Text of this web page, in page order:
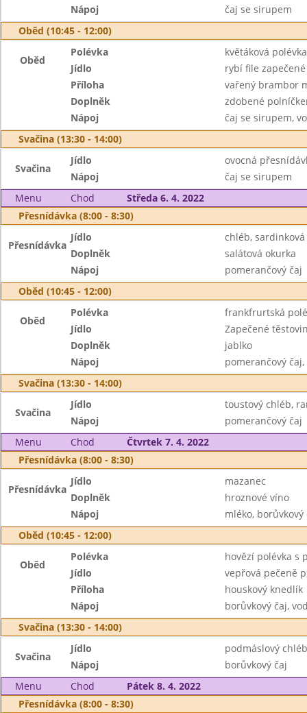
Nápoj
čaj se sirupem
Oběd (10:45 - 12:00)
Oběd
Polévka
květáková polévka
Jídlo
rybí file
Příloha
vařený brambor
Doplněk
zdobené
Nápoj
čaj se sirupem,
Svačina (13:30 - 14:00)
Svačina
Jídlo
ovocná
Nápoj
čaj se sirupem
Menu
Chod
Středa 6. 4. 2022
Přesnídávka (8:00 - 8:30)
Přesnídávka
Jídlo
chléb,
Doplněk
salátová okurka
Nápoj
pomerančový čaj
Oběd (10:45 - 12:00)
Oběd
Polévka
frankfrurtská
Jídlo
Zapečené
Doplněk
jablko
Nápoj
pomerančový čaj,
Svačina (13:30 - 14:00)
Svačina
Jídlo
toustový chléb,
Nápoj
pomerančový čaj
Menu
Chod
Čtvrtek 7. 4. 2022
Přesnídávka (8:00 - 8:30)
Přesnídávka
Jídlo
mazanec
Doplněk
hroznové víno
Nápoj
mléko, borůvkový
Oběd (10:45 - 12:00)
Oběd
Polévka
hovězí polévka s
Jídlo
vepřová pečeně
Příloha
houskový knedlík
Nápoj
borůvkový čaj,
Svačina (13:30 - 14:00)
Svačina
Jídlo
podmáslový
Nápoj
borůvkový čaj
Menu
Chod
Pátek 8. 4. 2022
Přesnídávka (8:00 - 8:30)